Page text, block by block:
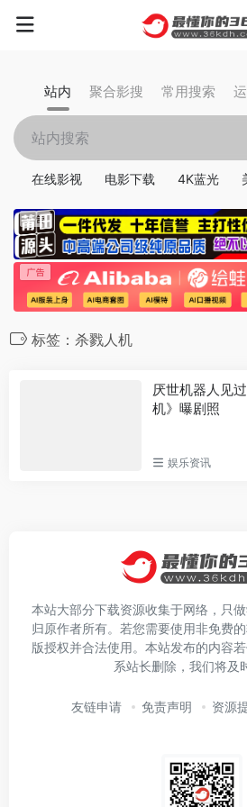
站内 聚合影搜 常用搜索
在线影视 电影下载 4K蓝光
标签：杀戮人机
厌世机器人见
机》曝剧照
娱乐资讯
本站大部分下载资源收集于网络，只
归原作者所有。若您需要使用非免费
版授权并合法使用。本站发布的内容
系站长删除，我们将及
友链申请 免责声明 资源